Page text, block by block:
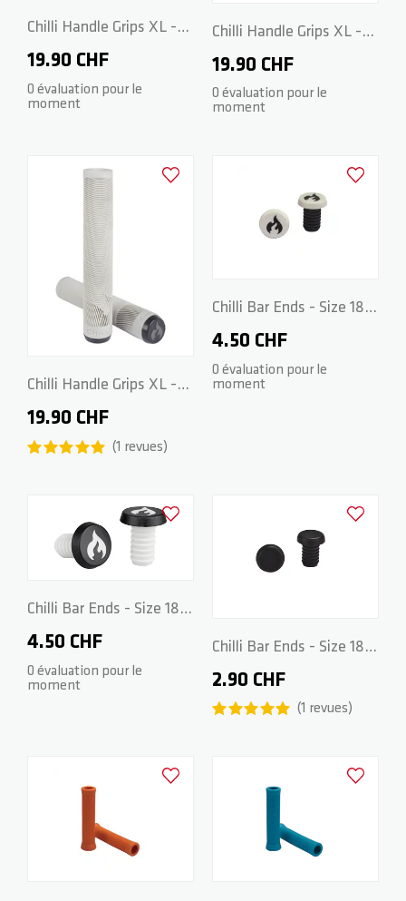
Chilli Handle Grips XL -
170mm - Red
19.90 CHF
0 évaluation pour le
moment
Chilli Handle Grips XL -
170mm - Green
19.90 CHF
0 évaluation pour le
moment
Chilli Handle Grips XL -
170mm - Grey
19.90 CHF
1 revues
Ajouter à la liste d'achats
Chilli Bar Ends - Size 18 -
White/Black
4.50 CHF
0 évaluation pour le
moment
Ajouter à
Chilli Bar Ends - Size 18 -
Black/White
4.50 CHF
0 évaluation pour le
moment
Ajouter à la liste d'achats
Chilli Bar Ends - Size 18 -
Black
2.90 CHF
1 revues
Ajouter à
Ajouter à la liste d'achats Ajouter à